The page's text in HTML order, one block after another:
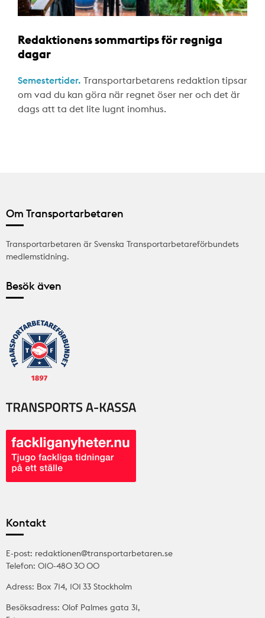
Redaktionens sommartips för regniga
dagar
Semestertider. Transportarbetarens redaktion tipsar
om vad du kan göra när regnet öser ner och det är
dags att ta det lite lugnt inomhus.
Om Transportarbetaren
Transportarbetaren är Svenska Transportarbetareförbundets
medlemstidning.
Besök även
Kontakt
E-post: redaktionen@transportarbetaren.se
Telefon: 010-480 30 00
Adress: Box 714, 101 33 Stockholm
Besöksadress: Olof Palmes gata 31,